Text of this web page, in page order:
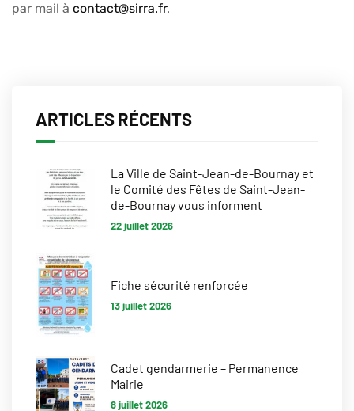
par mail à contact@sirra.fr.
ARTICLES RÉCENTS
La Ville de Saint-Jean-de-Bournay et
le Comité des Fêtes de Saint-Jean-
de-Bournay vous informent
22 juillet 2026
Fiche sécurité renforcée
13 juillet 2026
Cadet gendarmerie – Permanence
Mairie
8 juillet 2026